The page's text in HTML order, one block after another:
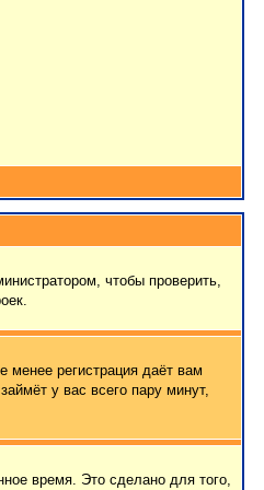
чтобы проверить,
менее регистрация даёт вам
у вас всего пару минут,
время. Это сделано для того,